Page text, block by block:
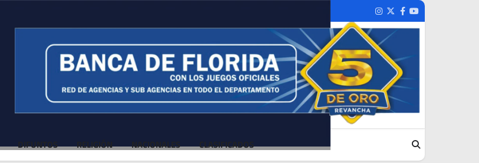
Instagram
TwitterFacebook
Youtube
DIFUNTOS RELIGIÓN NACIONALES CLASIFICADOS